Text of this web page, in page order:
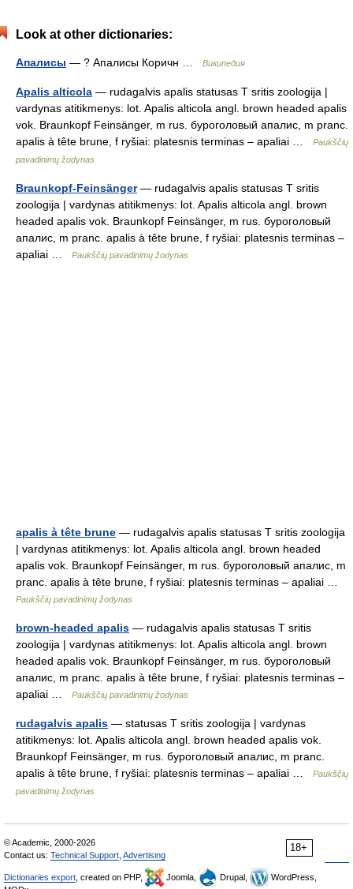
Look at other dictionaries:
Апалисы — ? Апалисы Коричн … Википедия
Apalis alticola — rudagalvis apalis statusas T sritis zoologija |
vardynas atitikmenys: lot. Apalis alticola angl. brown headed apalis
vok. Braunkopf Feinsänger, m rus. буроголовый апалис, m pranc.
apalis à tête brune, f ryšiai: platesnis terminas – apaliai …
Paukščių
pavadinimų žodynas
Braunkopf-Feinsänger— rudagalvis apalis statusas T sritis
zoologija | vardynas atitikmenys: lot. Apalis alticola angl. brown
headed apalis vok. Braunkopf Feinsänger, m rus. буроголовый
апалис, m pranc. apalis à tête brune, f ryšiai: platesnis terminas –
apaliai …
Paukščių pavadinimų žodynas
apalis à tête brune — rudagalvis apalis statusas T sritis zoologija
| vardynas atitikmenys: lot. Apalis alticola angl. brown headed
apalis vok. Braunkopf Feinsänger, m rus. буроголовый апалис, m
pranc. apalis à tête brune, f ryšiai: platesnis terminas – apaliai …
Paukščių pavadinimų žodynas
brown-headed apalis — rudagalvis apalis statusas T sritis
zoologija | vardynas atitikmenys: lot. Apalis alticola angl. brown
headed apalis vok. Braunkopf Feinsänger, m rus. буроголовый
апалис, m pranc. apalis à tête brune, f ryšiai: platesnis terminas –
apaliai …
Paukščių pavadinimų žodynas
rudagalvis apalis — statusas T sritis zoologija | vardynas
atitikmenys: lot. Apalis alticola angl. brown headed apalis vok.
Braunkopf Feinsänger, m rus. буроголовый апалис, m pranc.
apalis à tête brune, f ryšiai: platesnis terminas – apaliai …
Paukščių
pavadinimų žodynas
18+
© Academic, 2000-2026
Contact us: Technical Support Advertising
Dictionaries export , created on PHP, Joomla, Drupal,
WordPress,